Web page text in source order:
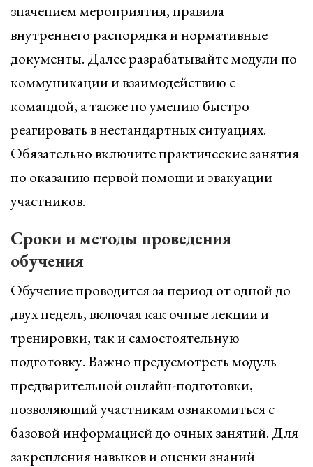
значением мероприятия, правила
внутреннего распорядка и нормативные
документы. Далее разрабатывайте модули по
коммуникации и взаимодействию с
командой, а также по умению быстро
реагировать в нестандартных ситуациях.
Обязательно включите практические занятия
по оказанию первой помощи и эвакуации
участников.
Сроки и методы проведения
обучения
Обучение проводится за период от одной до
двух недель, включая как очные лекции и
тренировки, так и самостоятельную
подготовку. Важно предусмотреть модуль
предварительной онлайн-подготовки,
позволяющий участникам ознакомиться с
базовой информацией до очных занятий. Для
закрепления навыков и оценки знаний